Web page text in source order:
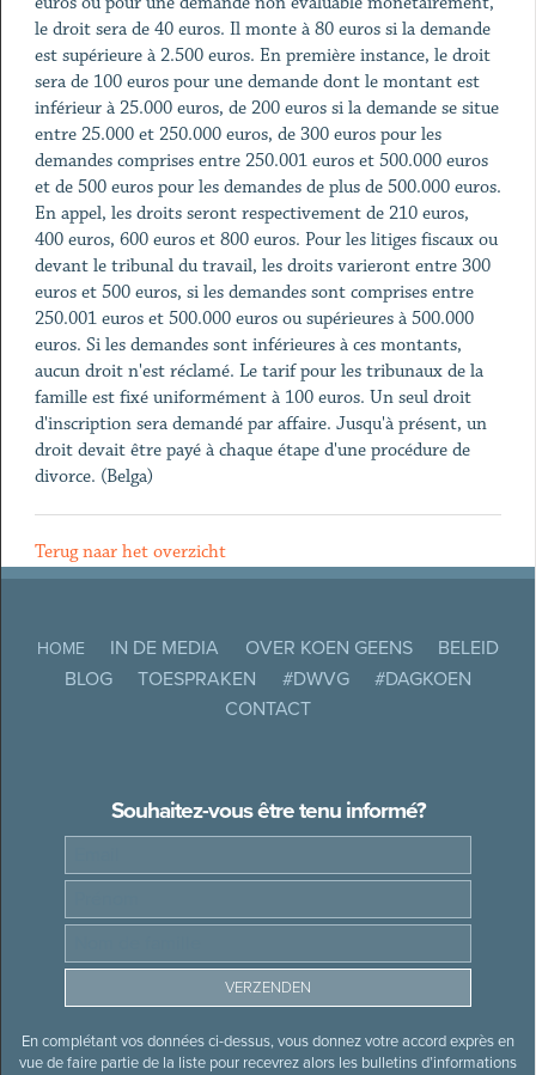
le droit sera de 40 euros. Il monte à 80 euros si la demande
est supérieure à 2.500 euros. En première instance, le droit
sera de 100 euros pour une demande dont le montant est
inférieur à 25.000 euros, de 200 euros si la demande se situe
entre 25.000 et 250.000 euros, de 300 euros pour les
demandes comprises entre 250.001 euros et 500.000 euros
et de 500 euros pour les demandes de plus de 500.000 euros.
En appel, les droits seront respectivement de 210 euros,
400 euros, 600 euros et 800 euros. Pour les litiges fiscaux ou
devant le tribunal du travail, les droits varieront entre 300
euros et 500 euros, si les demandes sont comprises entre
250.001 euros et 500.000 euros ou supérieures à 500.000
euros. Si les demandes sont inférieures à ces montants,
aucun droit n'est réclamé. Le tarif pour les tribunaux de la
famille est fixé uniformément à 100 euros. Un seul droit
d'inscription sera demandé par affaire. Jusqu'à présent, un
droit devait être payé à chaque étape d'une procédure de
divorce. (Belga)
Terug naar het overzicht
HOME IN DE MEDIA OVER KOEN GEENS
BELEID
BLOG
TOESPRAKEN #DWVG
#DAGKOEN
CONTACT
Souhaitez-vous être tenu informé?
En complétant vos données ci-dessus, vous donnez votre accord exprès en
vue de faire partie de la liste pour recevrez alors les bulletins d’informations